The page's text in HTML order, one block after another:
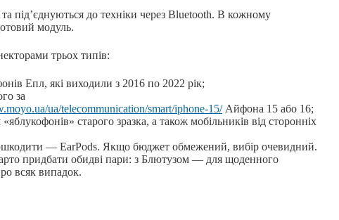
під’єднуються до техніки через Bluetooth. В кожному
модуль.
трьох типів:
Епл, які виходили з 2016 по 2022 рік;
за
ua/telecommunication/smart/iphone-15/Айфона 15 або 16;
старого зразка, а також мобільників від сторонніх
— EarPods. Якщо бюджет обмежений, вибір очевидний.
придбати обидві пари: з Блютузом — для щоденного
всяк випадок.